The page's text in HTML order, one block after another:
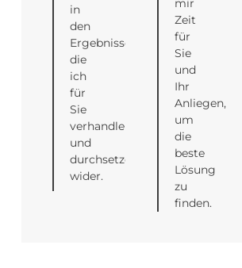
in
den
Ergebnissen,
die
ich
für
Sie
verhandle
und
durchsetze
wider.
mir
Zeit
für
Sie
und
Ihr
Anliegen,
um
die
beste
Lösung
zu
finden.